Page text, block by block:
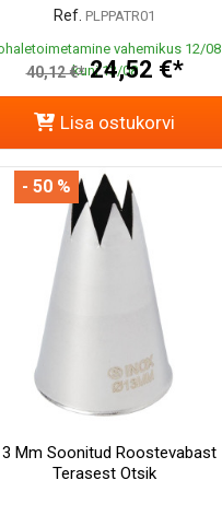
Ref. PLPPATR01
vahemikus 12/08
kuni 13/08
40,12 €* 24,52 €*
Lisa ostukorvi
Mm Soonitud Roostevabast
Terasest Otsik
- 50 %